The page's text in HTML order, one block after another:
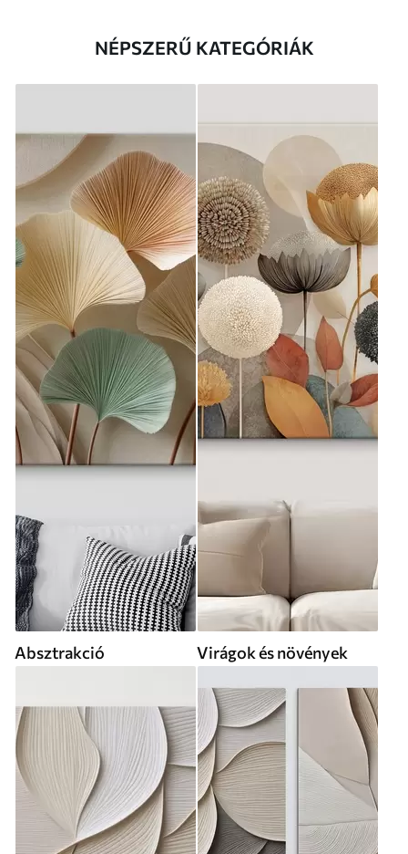
NÉPSZERŰ KATEGÓRIÁK
Absztrakció Virágok és növények